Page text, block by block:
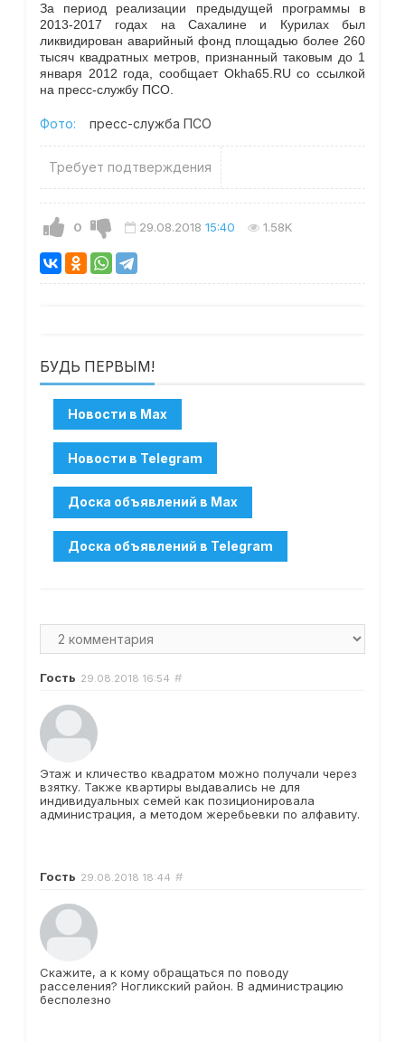
За период реализации предыдущей программы в
2013-2017 годах на Сахалине и Курилах был
ликвидирован аварийный фонд площадью более 260
тысяч квадратных метров, признанный таковым до 1
января 2012 года, сообщает Okha65.RU со ссылкой
на пресс-службу ПСО.
Фото: пресс-служба ПСО
Требует подтверждения
0 29.08.2018 15:40 1.58K
БУДЬ ПЕРВЫМ!
Гость 29.08.2018 16:54 #
Этаж и кличество квадратом можно получали через
взятку. Также квартиры выдавались не для
индивидуальных семей как позиционировала
администрация, а методом жеребьевки по алфавиту.
Гость 29.08.2018 18:44 #
Скажите, а к кому обращаться по поводу
расселения? Ногликский район. В администрацию
бесполезно